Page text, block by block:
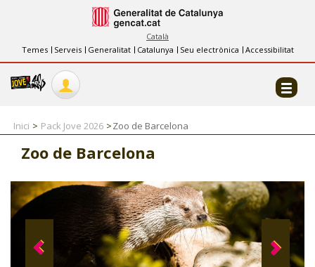
Català
Temes
Serveis Generalitat Catalunya Seu electrònica Accessibilitat
INFORMACIÓ
FES-TE EL CJ
COL·LABORADORS
CJ ADOLESCENTS
CJ EMANCIPACIÓ
Inici Pack Jove 2026 Zoo de Barcelona
Zoo de Barcelona